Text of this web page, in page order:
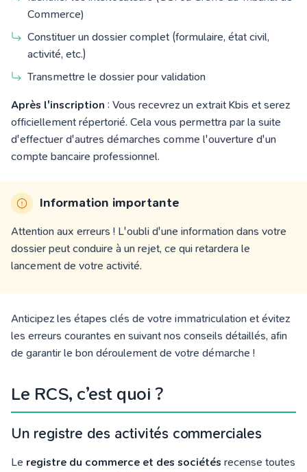
Commerce)
Constituer un dossier complet (formulaire, état civil,
activité, etc.)
Transmettre le dossier pour validation
Après l'inscription : Vous recevrez un extrait Kbis et serez
officiellement répertorié. Cela vous permettra par la suite
d'effectuer d'autres démarches comme l'ouverture d'un
compte bancaire professionnel.
Information importante
Attention aux erreurs ! L'oubli d'une information dans votre
dossier peut conduire à un rejet, ce qui retardera le
lancement de votre activité.
Anticipez les étapes clés de votre immatriculation et évitez
les erreurs courantes en suivant nos conseils détaillés, afin
de garantir le bon déroulement de votre démarche !
Le RCS, c’est quoi ?
Un registre des activités commerciales
Le registre du commerce et des sociétés recense toutes